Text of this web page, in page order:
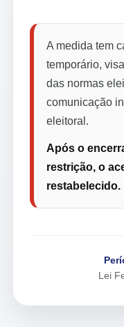
A medida tem
temporário,
das normas
comunicação
eleitoral.
Após o
restrição, o
restabelecido.
Lei